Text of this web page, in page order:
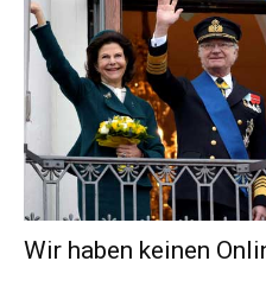
Wir haben keinen